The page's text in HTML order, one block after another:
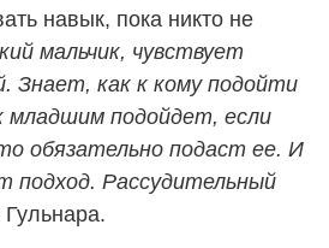
навык, пока никто не
мальчик, чувствует
Знает, как к кому подойти
младшим подойдет, если
обязательно подаст ее. И
подход. Рассудительный